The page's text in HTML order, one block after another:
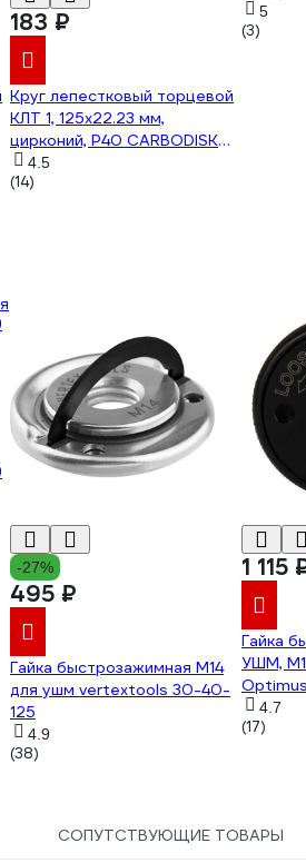
183 ₽
Круг лепестковый торцевой
КЛТ 1, 125x22.23 мм,
цирконий, P40 CARBODISK
Н0160434 00-00016181
4.5
(14)
HT8D051
5
(3)
-27%
495 ₽
Гайка быстрозажимная M14
для ушм vertextools 30-40-
125
4.9
(38)
1 115
Гайка
УШМ,
4.7
(17)
СОПУТСТВУЮЩИЕ ТОВАРЫ